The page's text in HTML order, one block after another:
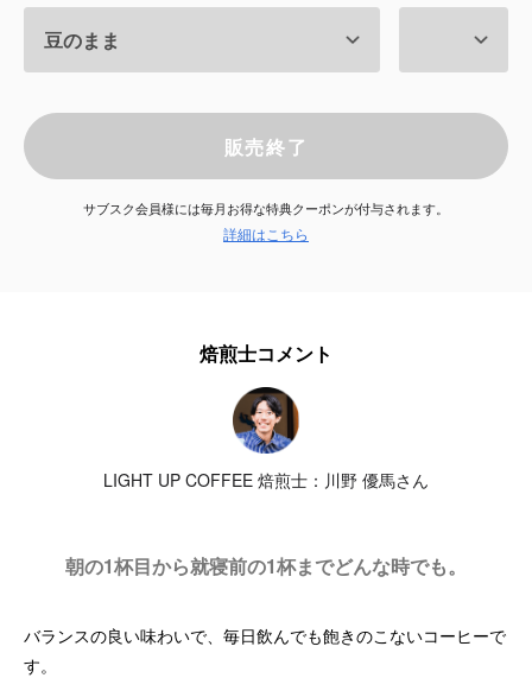
お知らせ
よくある質問
店舗情報 販売終了
サブスク会員様には毎月お得な特典クーポンが付与されます。
詳細はこちら
焙煎士コメント
LIGHT UP COFFEE 焙煎士：川野 優馬さん
朝の1杯目から就寝前の1杯までどんな時でも。
バランスの良い味わいで、毎日飲んでも飽きのこないコーヒーで
す。